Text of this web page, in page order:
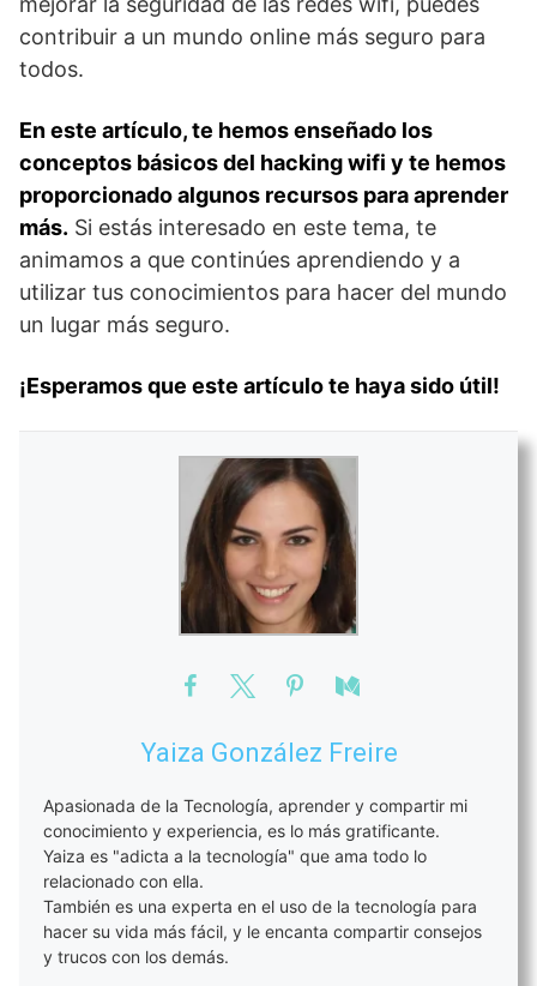
contribuir a un mundo online más seguro para
todos.
En este artículo, te hemos enseñado los
conceptos básicos del hacking wifi y te hemos
proporcionado algunos recursos para aprender
más. Si estás interesado en este tema, te
animamos a que continúes aprendiendo y a
utilizar tus conocimientos para hacer del mundo
un lugar más seguro.
¡Esperamos que este artículo te haya sido útil!
Yaiza González Freire
Apasionada de la Tecnología, aprender y compartir mi
conocimiento y experiencia, es lo más gratificante.
Yaiza es "adicta a la tecnología" que ama todo lo
relacionado con ella.
También es una experta en el uso de la tecnología para
hacer su vida más fácil, y le encanta compartir consejos
y trucos con los demás.